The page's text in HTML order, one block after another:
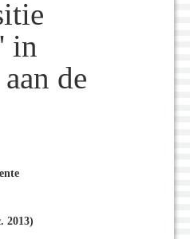
in
de
2013)